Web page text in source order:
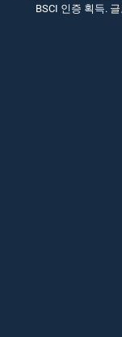
BSCI 인증 획득.